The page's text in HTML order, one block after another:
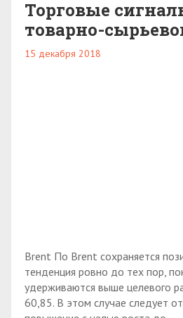
Торговые
товарно-
15 декабря 2018
Brent По Brent сохраняется
тенденция ровно до тех пор,
удерживаются выше целевого
60,85. В этом случае следует